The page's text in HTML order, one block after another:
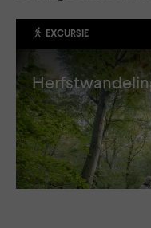
EXCURSIE